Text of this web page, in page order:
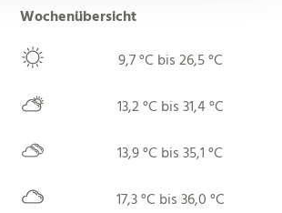
Wochenübersicht
9,7 °C bis 26,5 °C
13,2 °C bis 31,4 °C
13,9 °C bis 35,1 °C
17,3 °C bis 36,0 °C